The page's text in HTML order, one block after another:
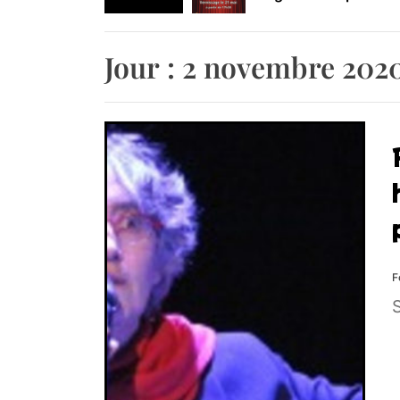
Retrouvez-nous au
Jour : 2 novembre